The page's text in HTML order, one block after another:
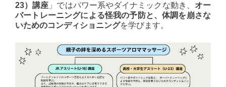
23）講座 」ではパワー系やダイナミックな動き、 オー
バートレーニングによる怪我の予防と、体調を崩さな
いためのコンディショニングを学びます。